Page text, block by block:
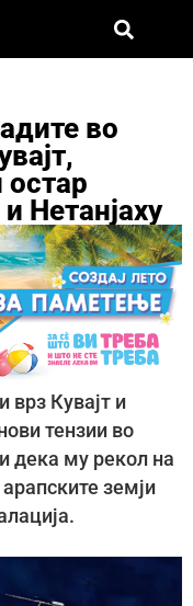
во
Нетанјаху
врз Кувајт и
тензии во
дека му рекол на
земји